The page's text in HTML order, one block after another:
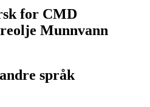
for CMD
Munnvann
språk